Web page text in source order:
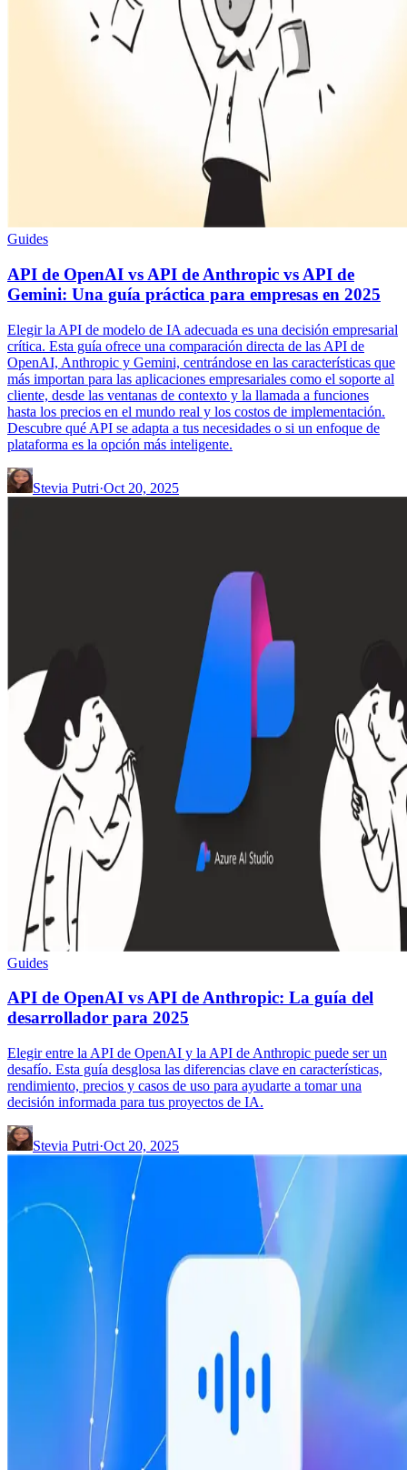
Guides
API de OpenAI vs API de Anthropic vs API de
Gemini: Una guía práctica para empresas en 2025
Elegir la API de modelo de IA adecuada es una decisión empresarial
crítica. Esta guía ofrece una comparación directa de las API de
OpenAI, Anthropic y Gemini, centrándose en las características que
más importan para las aplicaciones empresariales como el soporte al
cliente, desde las ventanas de contexto y la llamada a funciones
hasta los precios en el mundo real y los costos de implementación.
Descubre qué API se adapta a tus necesidades o si un enfoque de
plataforma es la opción más inteligente.
Stevia Putri·Oct 20, 2025
Guides
API de OpenAI vs API de Anthropic: La guía del
desarrollador para 2025
Elegir entre la API de OpenAI y la API de Anthropic puede ser un
desafío. Esta guía desglosa las diferencias clave en características,
rendimiento, precios y casos de uso para ayudarte a tomar una
decisión informada para tus proyectos de IA.
Stevia Putri·Oct 20, 2025